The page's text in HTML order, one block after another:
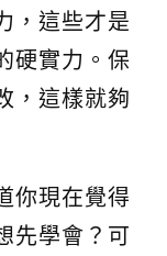
，這些才是
硬實力。保
，這樣就夠
你現在覺得
先學會？可